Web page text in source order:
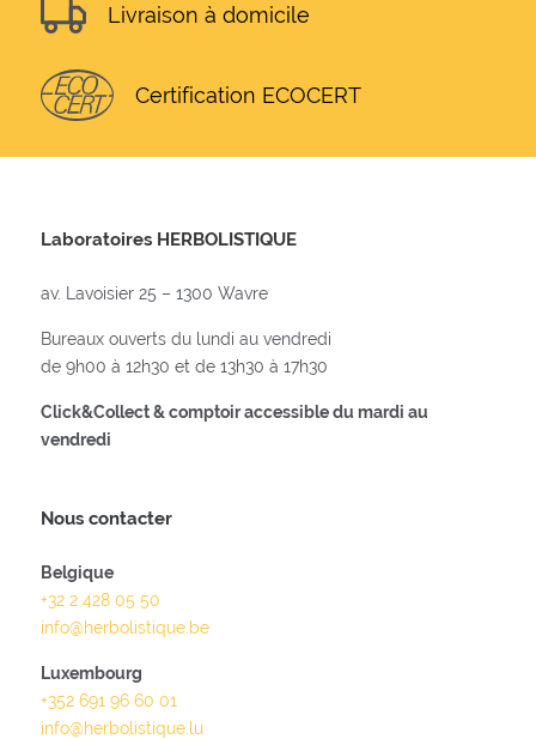
Livraison à domicile
Certification ECOCERT
Laboratoires HERBOLISTIQUE
av. Lavoisier 25 – 1300 Wavre
Bureaux ouverts du lundi au vendredi
de 9h00 à 12h30 et de 13h30 à 17h30
Click&Collect & comptoir accessible du mardi au
vendredi
Nous contacter
Belgique
+32 2 428 05 50
info@herbolistique.be
Luxembourg
+352 691 96 60 01
info@herbolistique.lu